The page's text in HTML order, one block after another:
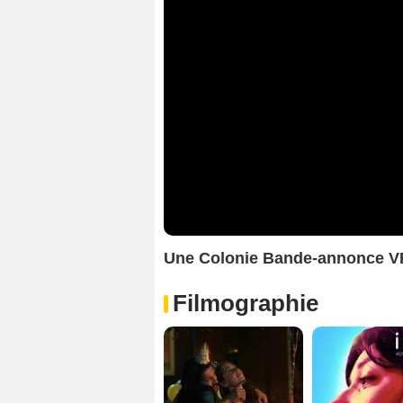
Une Colonie Bande-annonce
Filmographie